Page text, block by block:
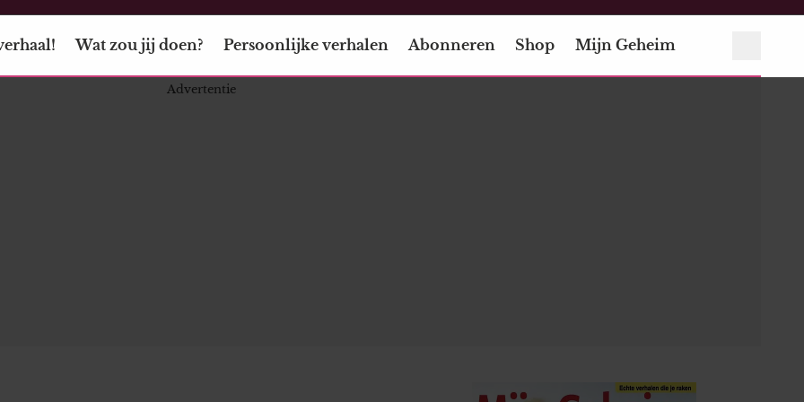
Wat zou jij doen? Persoonlijke verhalen Abonneren Shop Mijn Geheim